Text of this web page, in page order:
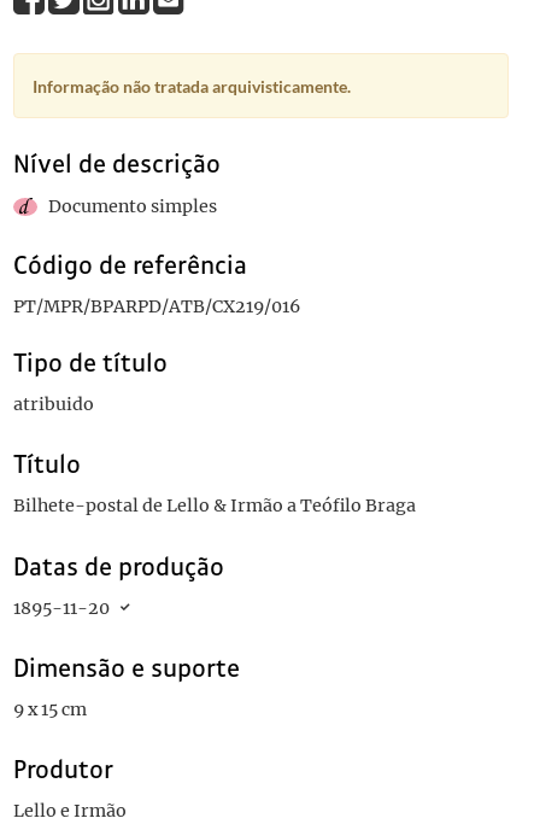
Informação não tratada arquivisticamente.
Nível de descrição
Documento simples
Código de referência
PT/MPR/BPARPD/ATB/CX219/016
Tipo de título
atribuido
Título
Bilhete-postal de Lello & Irmão a Teófilo Braga
Datas de produção
1895-11-20
Dimensão e suporte
9 x 15 cm
Produtor
Lello e Irmão